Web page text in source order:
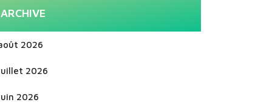
ARCHIVE
2026
2026
2026